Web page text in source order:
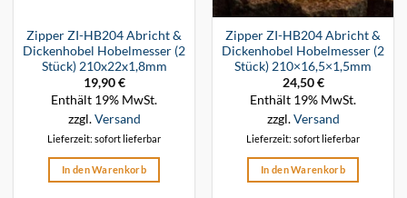
Zipper ZI-HB204 Abricht &
Dickenhobel Hobelmesser (2
Stück) 210x22x1,8mm
19,90€
Enthält 19% MwSt.
zzgl.Versand
Lieferzeit: sofort lieferbar
In den Warenkorb
Zipper ZI-HB204 Abricht &
Dickenhobel Hobelmesser (2
Stück) 210×16,5×1,5mm
24,50€
Enthält 19% MwSt.
zzgl.Versand
Lieferzeit: sofort lieferbar
In den Warenkorb